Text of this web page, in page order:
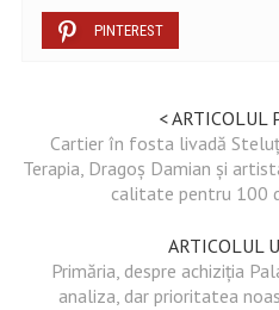
PINTEREST
< ARTICOLUL
Cartier în fosta livadă
Terapia, Dragoș Damian și
calitate pentru 100
ARTICOLUL
Primăria, despre achiziția
analiza, dar prioritatea